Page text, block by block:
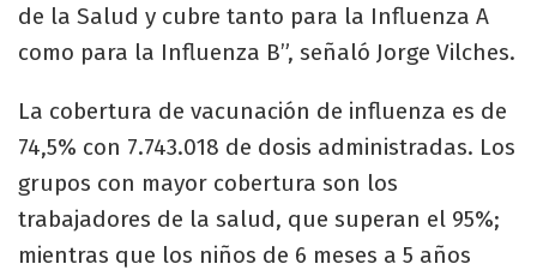
de la Salud y cubre tanto para la Influenza A
como para la Influenza B”, señaló Jorge Vilches.
La cobertura de vacunación de influenza es de
74,5% con 7.743.018 de dosis administradas. Los
grupos con mayor cobertura son los
trabajadores de la salud, que superan el 95%;
mientras que los niños de 6 meses a 5 años